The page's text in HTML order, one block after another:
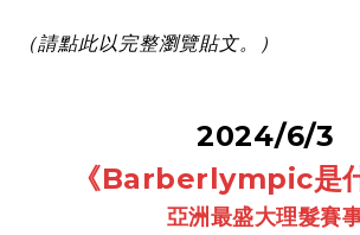
（請點此以完整瀏覽貼文。 ）
2024/6/3
《Barberlympic是
亞洲最盛大理髮賽